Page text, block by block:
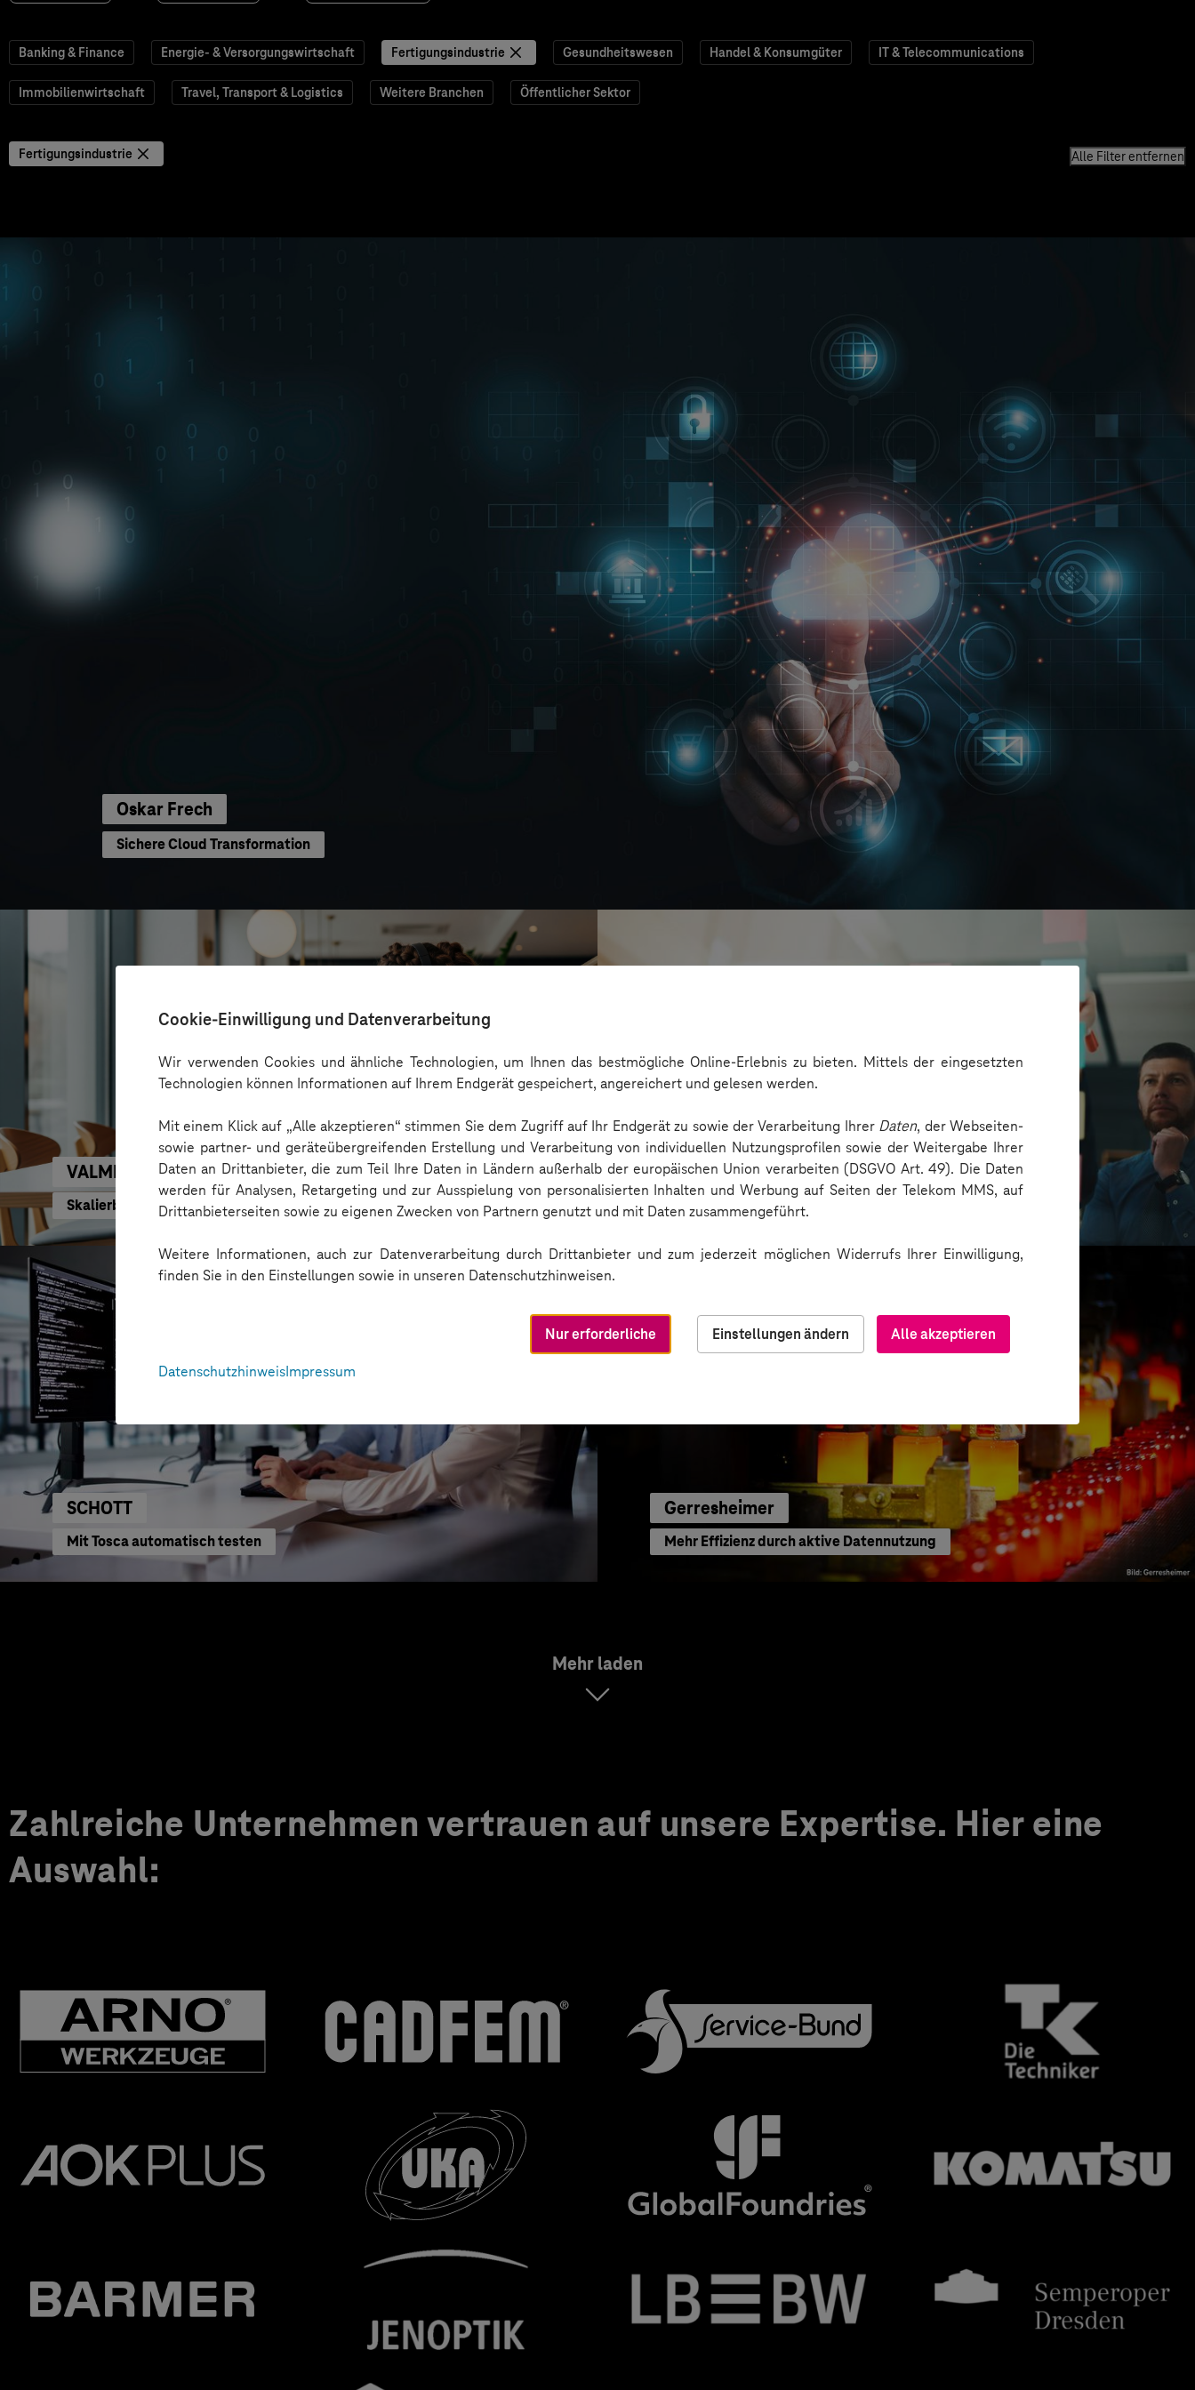
Cookie-Einwilligung und Datenverarbeitung
Wir verwenden Cookies und ähnliche Technologien, um Ihnen das bestmögliche Online-Erlebnis zu bieten. Mittels der eingesetzten
Technologien können Informationen auf Ihrem Endgerät gespeichert, angereichert und gelesen werden.
Mit einem Klick auf „Alle akzeptieren“ stimmen Sie dem Zugriff auf Ihr Endgerät zu sowie der Verarbeitung Ihrer Daten, der Webseiten-
sowie partner- und geräteübergreifenden Erstellung und Verarbeitung von individuellen Nutzungsprofilen sowie der Weitergabe Ihrer
Daten an Drittanbieter, die zum Teil Ihre Daten in Ländern außerhalb der europäischen Union verarbeiten (DSGVO Art. 49). Die Daten
werden für Analysen, Retargeting und zur Ausspielung von personalisierten Inhalten und Werbung auf Seiten der Telekom MMS, auf
Drittanbieterseiten sowie zu eigenen Zwecken von Partnern genutzt und mit Daten zusammengeführt.
Weitere Informationen, auch zur Datenverarbeitung durch Drittanbieter und zum jederzeit möglichen Widerrufs Ihrer Einwilligung,
finden Sie in den Einstellungen sowie in unseren Datenschutzhinweisen.
Alle akzeptieren
Nur erforderliche
Einstellungen ändern
DatenschutzhinweisImpressum
Banking & Finance Energie- & Versorgungswirtschaft Fertigungsindustrie Gesundheitswesen Handel & Konsumgüter IT & Telecommunications
Immobilienwirtschaft Travel, Transport & Logistics Weitere Branchen Öffentlicher Sektor
Fertigungsindustrie Alle Filter entfernen
Oskar Frech
Sichere Cloud Transformation
VALMIERA GLASS GROUP
Skalierbare Vertriebsplattform mit KI und Low-Code-Power
Ensinger
Inbound Marketing als Lead-Generator
SCHOTT
Mit Tosca automatisch testen
Gerresheimer
Mehr Effizienz durch aktive Datennutzung
Mehr laden
Zahlreiche Unternehmen vertrauen auf unsere Expertise. Hier eine
Auswahl: